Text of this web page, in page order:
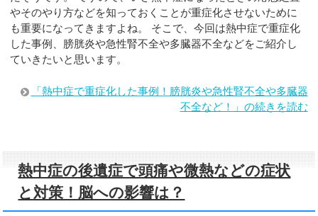
やそのやり方などを知っておくことが重症化させないために
も重要になってきますよね。 そこで、今回は熱中症で重症化
した事例、膀胱炎や急性腎不全や多臓器不全などをご紹介し
ていきたいと思います。
「熱中症で重症化した事例！膀胱炎や急性腎不全や多臓器
不全など！」の続きを読む
熱中症の後遺症で頭痛や微熱などの症状
と対策！脳への影響は？